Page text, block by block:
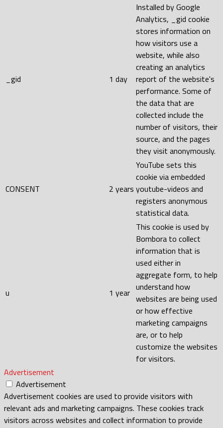
_gid 1 day
Installed by Google
Analytics, _gid cookie
stores information on
how visitors use a
website, while also
creating an analytics
report of the website's
performance. Some of
the data that are
collected include the
number of visitors, their
source, and the pages
they visit anonymously.
CONSENT 2 years
YouTube sets this
cookie via embedded
youtube-videos and
registers anonymous
statistical data.
u 1 year
This cookie is used by
Bombora to collect
information that is
used either in
aggregate form, to help
understand how
websites are being used
or how effective
marketing campaigns
are, or to help
customize the websites
for visitors.
Advertisement
Advertisement
Advertisement cookies are used to provide visitors with
relevant ads and marketing campaigns. These cookies track
visitors across websites and collect information to provide